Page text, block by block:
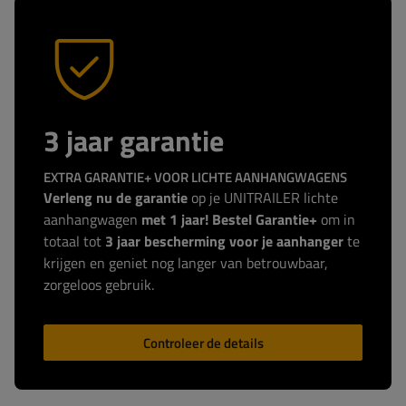
3 jaar garantie
EXTRA GARANTIE+ VOOR LICHTE AANHANGWAGENS
Verleng nu de garantie op je UNITRAILER lichte
aanhangwagen met 1 jaar! Bestel Garantie+ om in
totaal tot 3 jaar bescherming voor je aanhangerte
krijgen en geniet nog langer van betrouwbaar,
zorgeloos gebruik.
Controleer de details